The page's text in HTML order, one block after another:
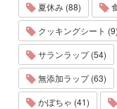
夏休み (88)
クッキングシート (9)
サランラップ (54)
無添加ラップ (63)
かぼちゃ (41)